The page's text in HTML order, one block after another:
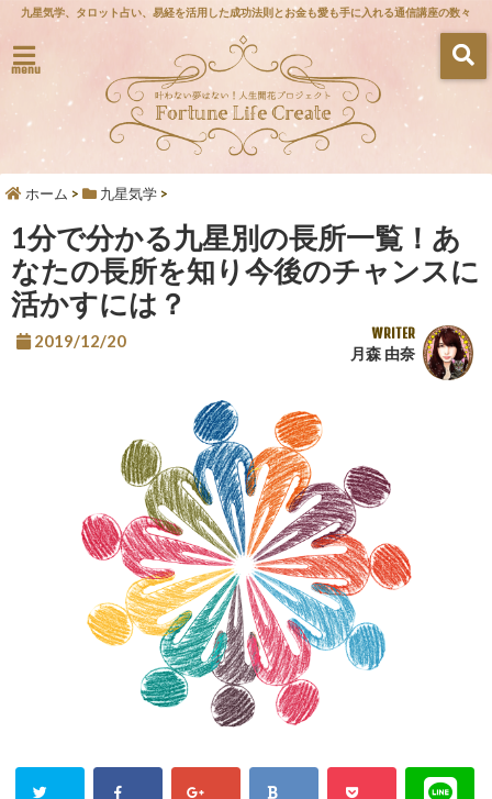
九星気学、タロット占い、易経を活用した成功法則とお金も愛も手に入れる通信講座の数々
menu
ホーム > 九星気学 >
1分で分かる九星別の長所一覧！あ
なたの長所を知り今後のチャンスに
活かすには？
2019/12/20 WRITER
月森 由奈